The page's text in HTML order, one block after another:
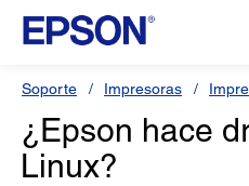
Soporte Impresoras
¿Epson hace
Linux?